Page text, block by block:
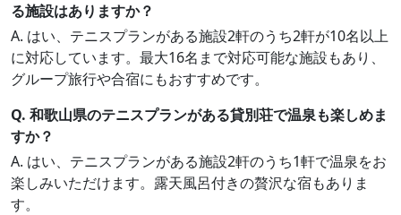
る施設はありますか？
A. はい、テニスプランがある施設2軒のうち2軒が10名以上
に対応しています。最大16名まで対応可能な施設もあり、
グループ旅行や合宿にもおすすめです。
Q. 和歌山県のテニスプランがある貸別荘で温泉も楽しめま
すか？
A. はい、テニスプランがある施設2軒のうち1軒で温泉をお
楽しみいただけます。露天風呂付きの贅沢な宿もありま
す。